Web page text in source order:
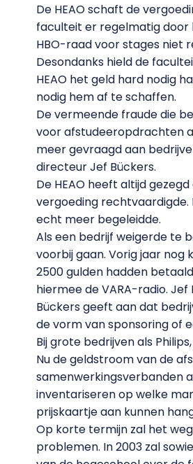
De HEAO schaft de
faculteit er regelmatig door
HBO-raad voor stages niet
Desondanks hield de
HEAO het geld hard nodig
nodig hem af te schaffen.
De vermeende fraude die
voor afstudeeropdrachten
meer gevraagd aan
directeur Jef Bückers.
De HEAO heeft altijd
vergoeding rechtvaardigde.
echt meer begeleidde.
Als een bedrijf weigerde te
voorbij gaan. Vorig jaar nog
2500 gulden hadden
hiermee de VARA-radio.
Bückers geeft aan dat
de vorm van sponsoring of
Bij grote bedrijven als
Nu de geldstroom van de
samenwerkingsverbanden
inventariseren op welke
prijskaartje aan kunnen
Op korte termijn zal het
problemen. In 2003 zal